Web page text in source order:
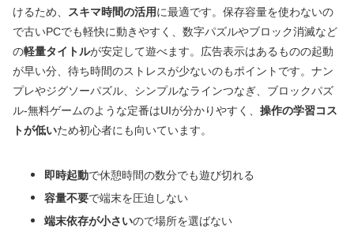
けるため、
スキマ時間の活用に最適です。保存容量を使わないの
で古いPCでも軽快に動きやすく、数字パズルやブロック消滅など
の軽量タイトルが安定して遊べます。広告表示はあるものの起動
が早い分、待ち時間のストレスが少ないのもポイントです。ナン
プレやジグソーパズル、シンプルなラインつなぎ、ブロックパズ
ル-無料ゲームのような定番はUIが分かりやすく、 操作の学習コス
トが低いため初心者にも向いています。
即時起動で休憩時間の数分でも遊び切れる
容量不要で端末を圧迫しない
端末依存が小さいので場所を選ばない